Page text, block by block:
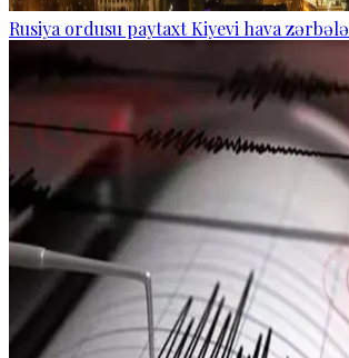
Rusiya ordusu paytaxt Kiyevi hava